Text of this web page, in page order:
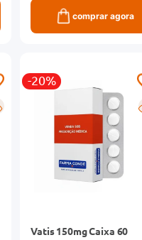
comprar agora
-20%
Vatis 150mg Caixa 60